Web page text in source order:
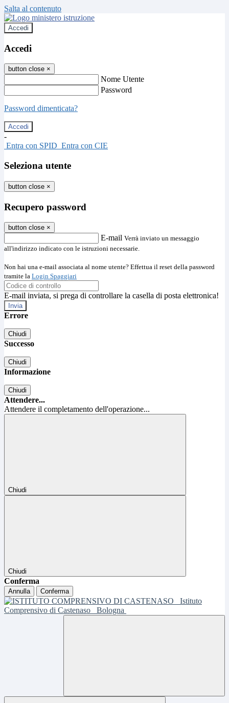
Salta al contenuto
Accedi
Accedi
button close ×
Nome Utente
Password
Password dimenticata?
-
Entra con SPID Entra con CIE
Seleziona utente
button close ×
Recupero password
button close ×
E-mail Verrà inviato un messaggio
all'indirizzo indicato con le istruzioni necessarie.
Non hai una e-mail associata al nome utente? Effettua il reset della password
tramite la Login Spaggiari
E-mail inviata, si prega di controllare la casella di posta elettronica!
Errore
Chiudi
Successo
Chiudi
Informazione
Chiudi
Attendere...
Attendere il completamento dell'operazione...
Chiudi
Chiudi
Conferma
Annulla Conferma
Istituto
Comprensivo di Castenaso
Bologna